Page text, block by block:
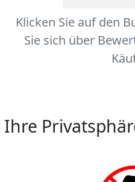
Klicken Sie auf den
Sie sich über
Ihre